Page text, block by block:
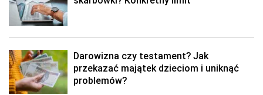
Darowizna czy testament? Jak
przekazać majątek dzieciom i uniknąć
problemów?